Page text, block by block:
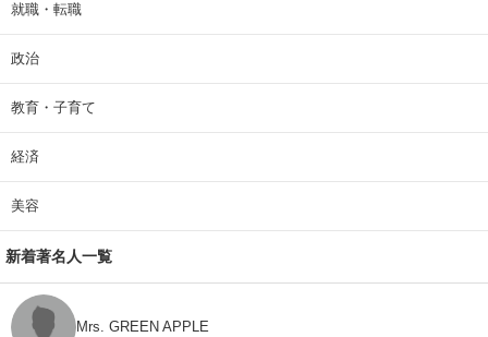
就職・転職
政治
教育・子育て
経済
美容
新着著名人一覧
Mrs. GREEN APPLE